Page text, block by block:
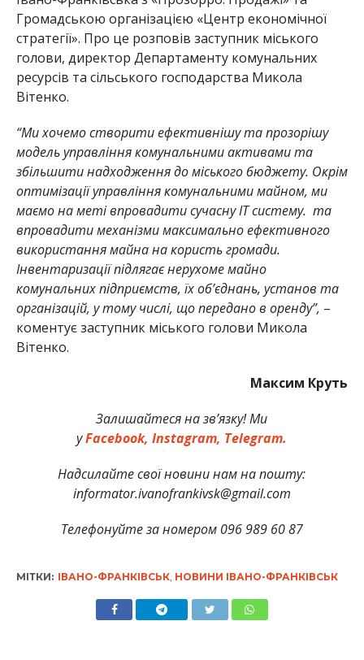
Громадською організацією «Центр економічної
стратегії». Про це розповів заступник міського
голови, директор Департаменту комунальних
ресурсів та сільського господарства Микола
Вітенко.
“Ми хочемо створити ефективнішу та прозорішу
модель управління комунальними активами та
збільшити надходження до міського бюджету. Окрім
оптимізації управління комунальними майном, ми
маємо на меті впровадити сучасну ІТ систему. та
впровадити механізми максимально ефективного
використання майна на користь громади.
Інвентаризації підлягає нерухоме майно
комунальних підприємств, їх об’єднань, установ та
організацій, у тому числі, що передано в оренду”, –
коментує заступник міського голови Микола
Вітенко.
Максим Круть
Залишайтеся на зв’язку! Ми
уFacebook,Instagram, Telegram.
Надсилайте свої новини нам на пошту:
informator.ivanofrankivsk@gmail.com
Телефонуйте за номером 096 989 60 87
МІТКИ: ІВАНО-ФРАНКІВСЬК, НОВИНИ ІВАНО-ФРАНКІВСЬК